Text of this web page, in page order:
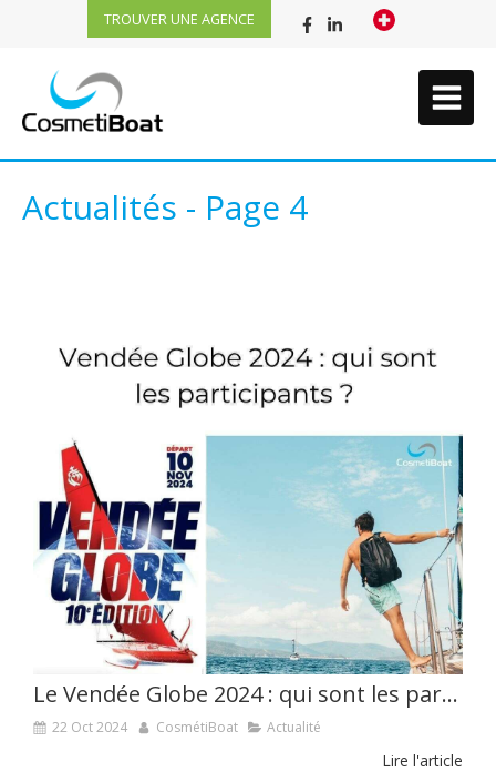
TROUVER UNE AGENCE
Actualités - Page 4
Le Vendée Globe 2024 : qui sont les participants ?
22 Oct 2024 CosmétiBoat Actualité
Lire l'article